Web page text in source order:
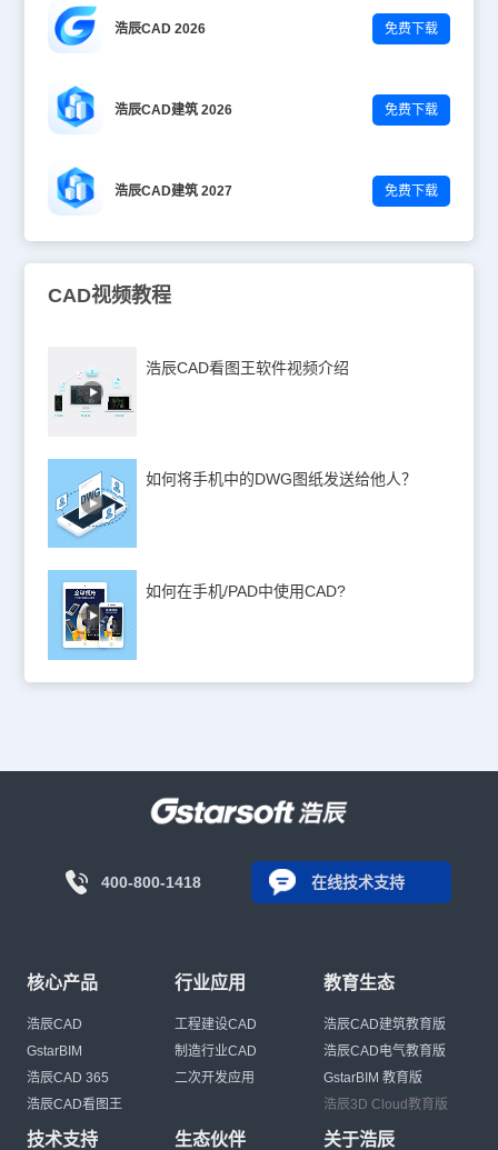
浩辰CAD 2026 免费下载
浩辰CAD建筑 2026 免费下载
浩辰CAD建筑 2027 免费下载
CAD视频教程
浩辰CAD看图王软件视频介绍
如何将手机中的DWG图纸发送给他人？
如何在手机/PAD中使用CAD?
400-800-1418 在线技术支持
核心产品
浩辰CAD
GstarBIM
浩辰CAD 365
浩辰CAD看图王
行业应用
工程建设CAD
制造行业CAD
二次开发应用
教育生态
浩辰CAD建筑教育版
浩辰CAD电气教育版
GstarBIM 教育版
浩辰3D Cloud教育版
技术支持 生态伙伴 关于浩辰